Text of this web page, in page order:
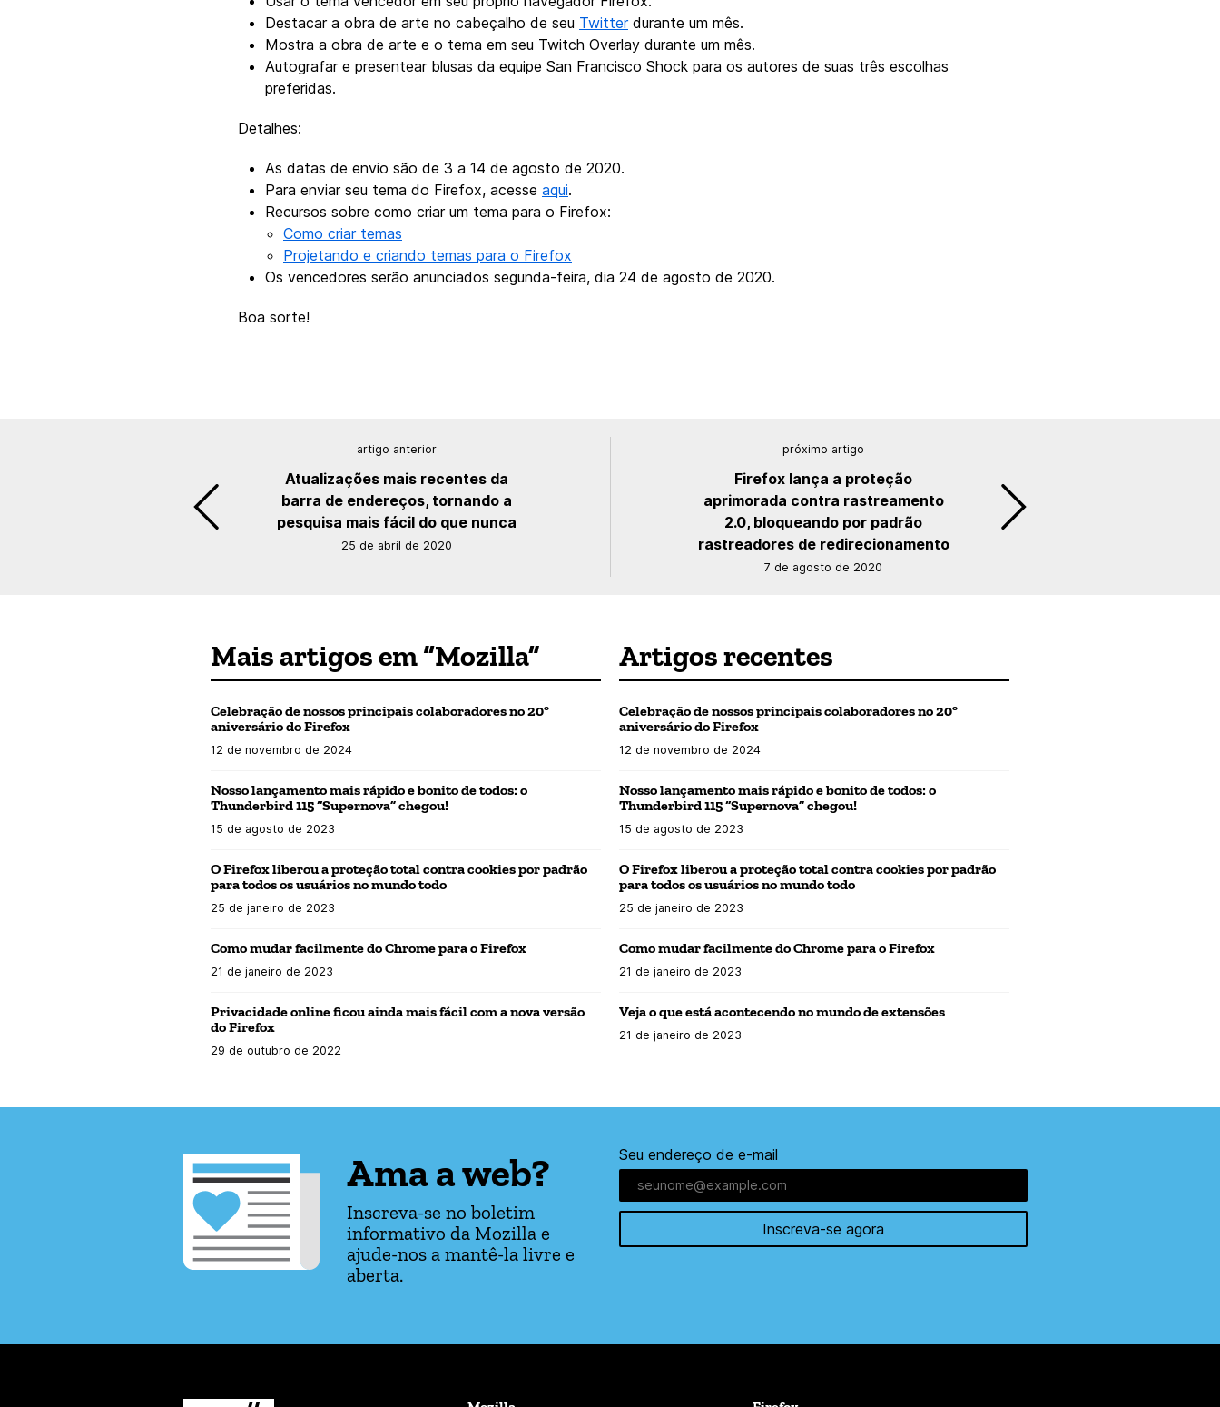
Destacar a obra de arte no cabeçalho de seu Twitterdurante um mês.
Mostra a obra de arte e o tema em seu Twitch Overlay durante um mês.
Autografar e presentear blusas da equipe San Francisco Shock para os autores de suas três escolhas
preferidas.
Detalhes:
As datas de envio são de 3 a 14 de agosto de 2020.
Para enviar seu tema do Firefox, acesse aqui.
Recursos sobre como criar um tema para o Firefox:
Como criar temas
Projetando e criando temas para o Firefox
Os vencedores serão anunciados segunda-feira, dia 24 de agosto de 2020.
Boa sorte!
artigo anterior
Atualizações mais recentes da
barra de endereços, tornando a
pesquisa mais fácil do que nunca
25 de abril de 2020
próximo artigo
Firefox lança a proteção
aprimorada contra rastreamento
2.0, bloqueando por padrão
rastreadores de redirecionamento
7 de agosto de 2020
Mais artigos em “Mozilla”
Celebração de nossos principais colaboradores no 20º
aniversário do Firefox
12 de novembro de 2024
Nosso lançamento mais rápido e bonito de todos: o
Thunderbird 115 “Supernova” chegou!
15 de agosto de 2023
O Firefox liberou a proteção total contra cookies por padrão
para todos os usuários no mundo todo
25 de janeiro de 2023
Como mudar facilmente do Chrome para o Firefox
21 de janeiro de 2023
Privacidade online ficou ainda mais fácil com a nova versão
do Firefox
29 de outubro de 2022
Artigos recentes
Celebração de nossos principais colaboradores no 20º
aniversário do Firefox
12 de novembro de 2024
Nosso lançamento mais rápido e bonito de todos: o
Thunderbird 115 “Supernova” chegou!
15 de agosto de 2023
O Firefox liberou a proteção total contra cookies por padrão
para todos os usuários no mundo todo
25 de janeiro de 2023
Como mudar facilmente do Chrome para o Firefox
21 de janeiro de 2023
Veja o que está acontecendo no mundo de extensões
21 de janeiro de 2023
Ama a web?
Inscreva-se no boletim
informativo da Mozilla e
ajude-nos a mantê-la livre e
aberta.
Seu endereço de e-mail
Inscreva-se agora